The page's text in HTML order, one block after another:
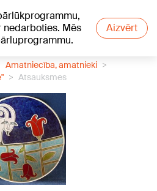
nedarboties. Mēs
Aizvērt
Amatniecība, amatnieki
Atsauksmes